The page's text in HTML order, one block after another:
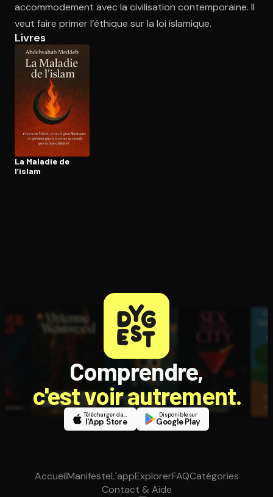
accommodement avec la civilisation contemporaine. Il
veut faire primer l’éthique sur la loi islamique.
Livres
La Maladie de
l’islam
Comprendre,
c'est voir autrement.
Télécharger dans
l'App Store
Disponible sur
Google Play
AccueilManifesteL'appExplorerFAQCatégories
Contact & Aide